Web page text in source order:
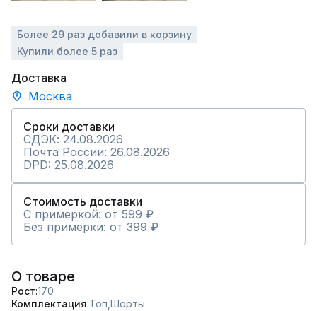
Более 29 раз добавили в корзину
Купили более 5 раз
Доставка
Москва
Сроки доставки
СДЭК: 24.08.2026
Почта России: 26.08.2026
DPD: 25.08.2026
Стоимость доставки
С примеркой: от 599 ₽
Без примерки: от 399 ₽
О товаре
Рост 170
Комплектация Топ, Шорты